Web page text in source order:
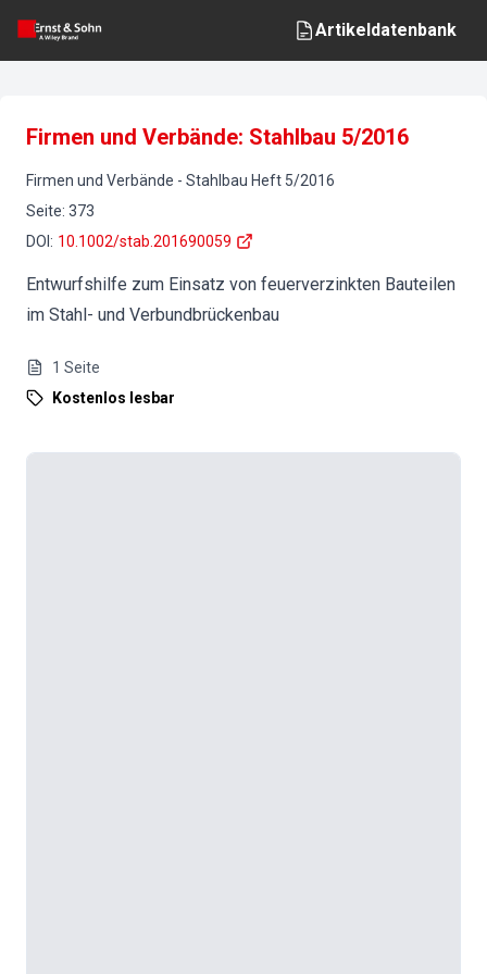
Artikeldatenbank
Firmen und Verbände: Stahlbau 5/2016
Firmen und Verbände - Stahlbau Heft 5/2016
Seite: 373
DOI : 10.1002/stab.201690059
Entwurfshilfe zum Einsatz von feuerverzinkten Bauteilen
im Stahl- und Verbundbrückenbau
1 Seite
Kostenlos lesbar